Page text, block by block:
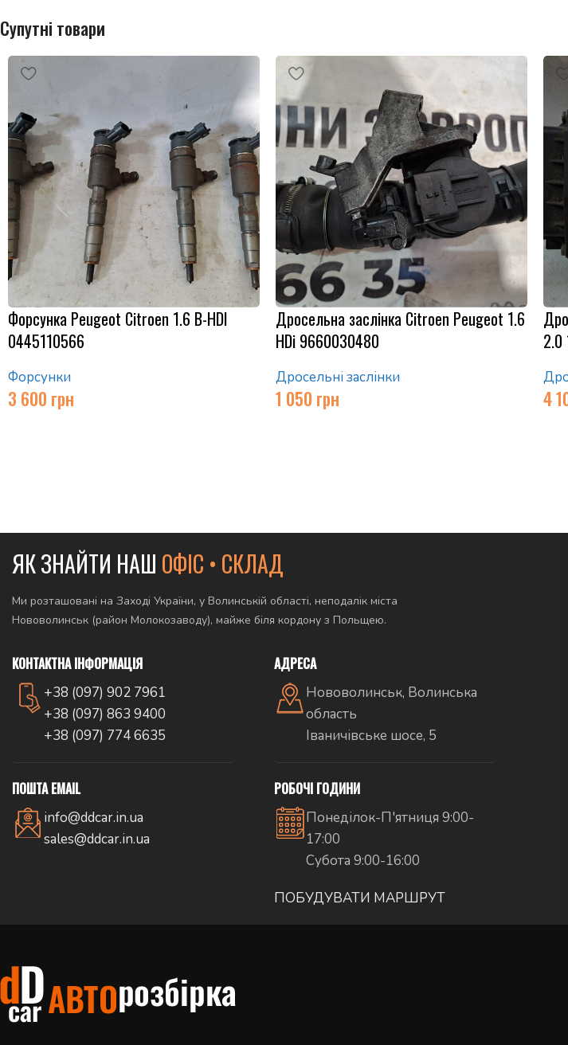
Супутні товари
Форсунка Peugeot Citroen 1.6 B-HDI
0445110566
Форсунки
3 600 грн
Дросельна заслінка Citroen Peugeot 1.6
HDi 9660030480
Дросельні заслінки
1 050 грн
2.0
4
ЯК ЗНАЙТИ НАШ ОФІС • СКЛАД
Ми розташовані на Заході України, у Волинській області, неподалік міста
Нововолинськ (район Молокозаводу), майже біля кордону з Польщею.
КОНТАКТНА ІНФОРМАЦІЯ
+38 (097) 902 7961
+38 (097) 863 9400
+38 (097) 774 6635
ПОШТА EMAIL
info@ddcar.in.ua
sales@ddcar.in.ua
АДРЕСА
Нововолинськ, Волинська
область
Іваничівське шосе, 5
РОБОЧІ ГОДИНИ
Понеділок-П'ятниця 9:00-
17:00
Субота 9:00-16:00
ПОБУДУВАТИ МАРШРУТ